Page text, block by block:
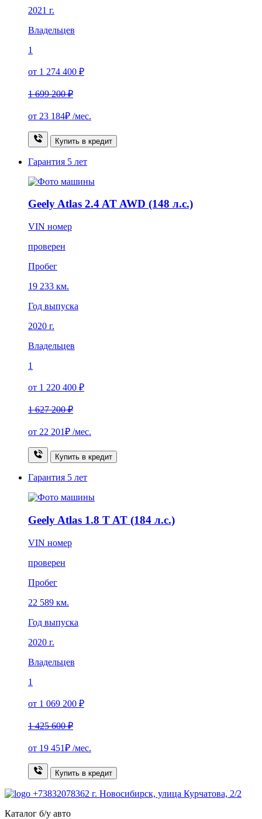
2021 г.
Владельцев
1
от 1 274 400 ₽
1 699 200 ₽
от 23 184₽ /мес.
Купить в кредит
Гарантия 5 лет
Geely Atlas 2.4 AT AWD (148 л.с.)
VIN номер
проверен
Пробег
19 233 км.
Год выпуска
2020 г.
Владельцев
1
от 1 220 400 ₽
1 627 200 ₽
от 22 201₽ /мес.
Купить в кредит
Гарантия 5 лет
Geely Atlas 1.8 T AT (184 л.с.)
VIN номер
проверен
Пробег
22 589 км.
Год выпуска
2020 г.
Владельцев
1
от 1 069 200 ₽
1 425 600 ₽
от 19 451₽ /мес.
Купить в кредит
+73832078362 г. Новосибирск, улица Курчатова, 2/2
Каталог б/у авто